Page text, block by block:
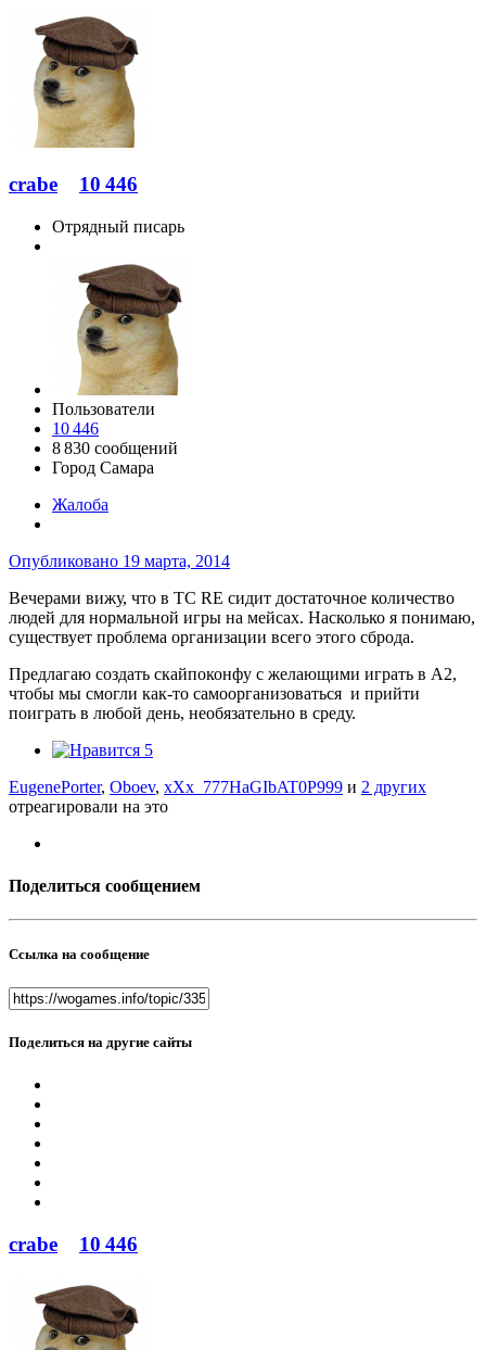
crabe 10 446
Отрядный писарь
Пользователи
10 446
8 830 сообщений
Город Самара
Жалоба
Опубликовано 19 марта, 2014
Вечерами вижу, что в ТС RE сидит достаточное количество
людей для нормальной игры на мейсах. Насколько я понимаю,
существует проблема организации всего этого сброда.
Предлагаю создать скайпоконфу с желающими играть в A2,
чтобы мы смогли как-то самоорганизоваться и прийти
поиграть в любой день, необязательно в среду.
5
EugenePorter, Oboev, xXx_777HaGIbAT0P999 и 2 других
отреагировали на это
Поделиться сообщением
Ссылка на сообщение
Поделиться на другие сайты
crabe 10 446